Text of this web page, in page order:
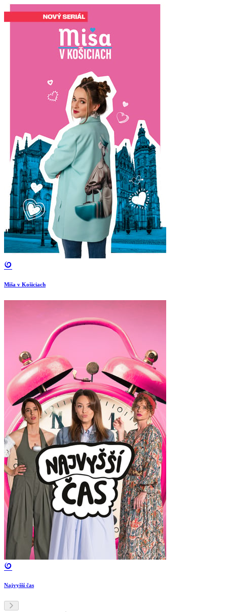
Miša v Košiciach
Najvyšší čas